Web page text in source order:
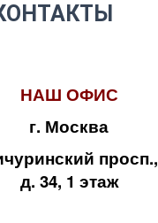
НАШ ОФИС
г. Москва
просп.,
д. 34, 1 этаж